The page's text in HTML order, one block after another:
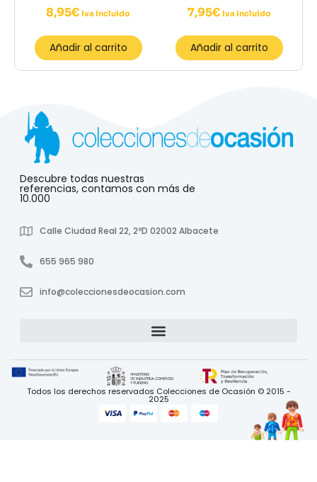
8,95€ Iva Incluido
Añadir al carrito
7,95€ Iva Incluido
Añadir al carrito
Descubre todas nuestras
referencias, contamos con más de
10.000
Calle Ciudad Real 22, 2ºD 02002 Albacete
655 965 980
info@coleccionesdeocasion.com
Todos los derechos reservados Colecciones de Ocasión © 2015 -
2025